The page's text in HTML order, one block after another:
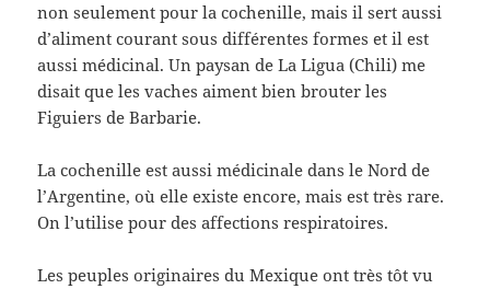
non seulement pour la cochenille, mais il sert aussi
d’aliment courant sous différentes formes et il est
aussi médicinal. Un paysan de La Ligua (Chili) me
disait que les vaches aiment bien brouter les
Figuiers de Barbarie.
La cochenille est aussi médicinale dans le Nord de
l’Argentine, où elle existe encore, mais est très rare.
On l’utilise pour des affections respiratoires.
Les peuples originaires du Mexique ont très tôt vu